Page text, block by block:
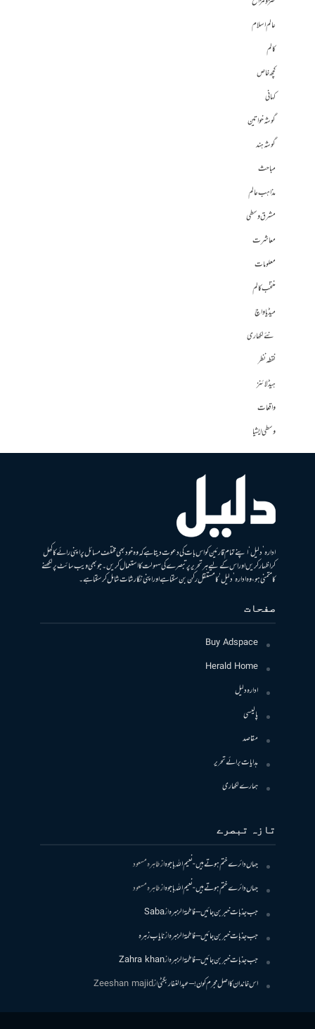
عالم اسلام
کالم
کچھ خاص
کہانی
گوشہ خواتین
گوشہ ہند
مباحث
مذاہب عالم
مشرق وسطی
معاشرت
معلومات
منتخب کالم
میڈیا واچ
نئے لکھاری
نقطہ نظر
ہیڈلائنز
واقعات
وسطی ایشیا
ادارہ ’دلیل‘ اپنے تمام قارئین کو اس بات کی دعوت دیتا ہے کہ وہ خود بھی مختلف مسائل پر اپنی رائے کا کھل
کر اظہار کریں اور اس کے لیے ہر تحریر پر تبصرے کی سہولت کا استعمال کریں۔ جو بھی ویب سائٹ پر لکھنے
کا متمنی ہو، وہ ادارہ ’دلیل‘ کا مستقل رکن بن سکتا ہے اور اپنی نگارشات شامل کرسکتا ہے۔
صفحات
Buy Adspace
Herald Home
ادارہ دلیل
پالیسی
مقاصد
ہدایات برائے تحریر
ہمارے لکھاری
تازہ تبصرے
جہاں دائرے ختم ہوتے ہیں- نعیم اللہ باجوہازطاہرہ مسعود
جہاں دائرے ختم ہوتے ہیں- نعیم اللہ باجوہازطاہرہ مسعود
جب جذبات خبر بن جائیں – فاطمۃالزہرہازSaba
جب جذبات خبر بن جائیں – فاطمۃالزہرہازنایاب زہرہ
جب جذبات خبر بن جائیں – فاطمۃالزہرہازZahra khan
اس خاندان کا اصل مجرم کون! – عبدالغفار بگٹیازZeeshan majid